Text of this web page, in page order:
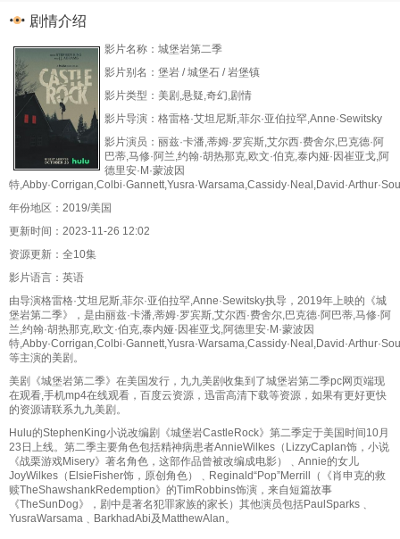
剧情介绍
影片名称：城堡岩第二季
影片别名：堡岩 / 城堡石 / 岩堡镇
影片类型：美剧,悬疑,奇幻,剧情
影片导演：格雷格·艾坦尼斯,菲尔·亚伯拉罕,Anne·Sewitsky
影片演员：丽兹·卡潘,蒂姆·罗宾斯,艾尔西·费舍尔,巴克德·阿
巴蒂,马修·阿兰,约翰·胡热那克,欧文·伯克,泰内娅·因崔亚戈,阿
德里安·M·蒙波因
特
年份地区：2019/美国
更新时间：2023-11-26 12:02
资源更新：全10集
影片语言：英语
由导演格雷格·艾坦尼斯,菲尔·亚伯拉罕,Anne·Sewitsky执导，2019年上映的《城
堡岩第二季》，是由丽兹·卡潘,蒂姆·罗宾斯,艾尔西·费舍尔,巴克德·阿巴蒂,马修·阿
兰,约翰·胡热那克,欧文·伯克,泰内娅·因崔亚戈,阿德里安·M·蒙波因
特
等主演的美剧。
美剧《城堡岩第二季》在美国发行，九九美剧收集到了城堡岩第二季pc网页端现
在观看,手机mp4在线观看，百度云资源，迅雷高清下载等资源，如果有更好更快
的资源请联系九九美剧。
Hulu的StephenKing小说改编剧《城堡岩CastleRock》第二季定于美国时间10月
23日上线。第二季主要角色包括精神病患者AnnieWilkes（LizzyCaplan饰，小说
《战栗游戏Misery》著名角色，这部作品曾被改编成电影）﹑Annie的女儿
JoyWilkes（ElsieFisher饰，原创角色）﹑Reginald“Pop”Merrill（《肖申克的救
赎TheShawshankRedemption》的TimRobbins饰演，来自短篇故事
《TheSunDog》，剧中是著名犯罪家族的家长）其他演员包括PaulSparks﹑
YusraWarsama﹑BarkhadAbi及MatthewAlan。